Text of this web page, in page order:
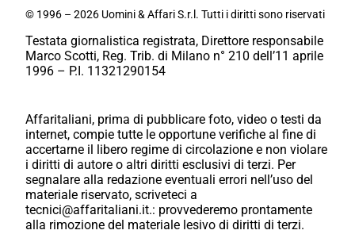
© 1996 – 2026 Uomini & Affari S.r.l. Tutti i diritti sono riservati
Testata giornalistica registrata, Direttore responsabile
Marco Scotti, Reg. Trib. di Milano n° 210 dell’11 aprile
1996 – P.I. 11321290154
Affaritaliani, prima di pubblicare foto, video o testi da
internet, compie tutte le opportune verifiche al fine di
accertarne il libero regime di circolazione e non violare
i diritti di autore o altri diritti esclusivi di terzi. Per
segnalare alla redazione eventuali errori nell’uso del
materiale riservato, scriveteci a
tecnici@affaritaliani.it.: provvederemo prontamente
alla rimozione del materiale lesivo di diritti di terzi.